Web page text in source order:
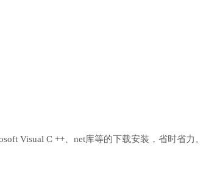
Visual C ++、net库等的下载安装，省时省力。